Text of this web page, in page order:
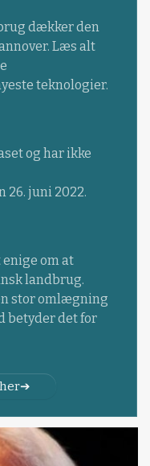
dækker den
Læs alt
teknologier.
og har ikke
juni 2022.
om at
landbrug.
stor omlægning
betyder det for